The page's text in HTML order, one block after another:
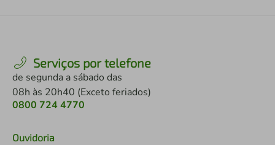
Serviços por telefone
de segunda a sábado das
08h às 20h40 (Exceto feriados)
0800 724 4770
Ouvidoria